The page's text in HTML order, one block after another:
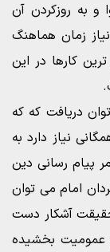
به روزکردن آن
زمان هماهنگ
کارها در این
دریافت که که
نیاز دارد به
پیام رسانی دین
۴۰۰۰ نفری شاگردان امام می توان
آشکار دست
عمومیت بخشیده